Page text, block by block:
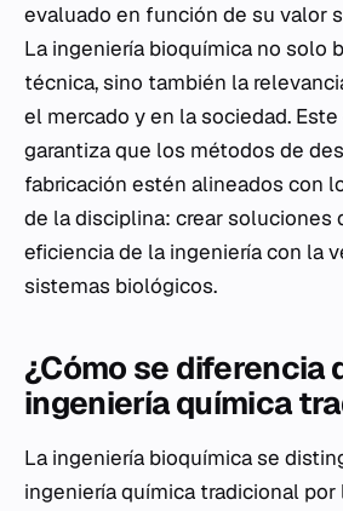
evaluado en función de su valor
La ingeniería bioquímica no solo
técnica, sino también la
el mercado y en la sociedad.
garantiza que los métodos de
fabricación estén alineados con
de la disciplina: crear soluciones
eficiencia de la ingeniería con la
sistemas biológicos.
¿Cómo se diferencia
ingeniería química
La ingeniería bioquímica se
ingeniería química tradicional por